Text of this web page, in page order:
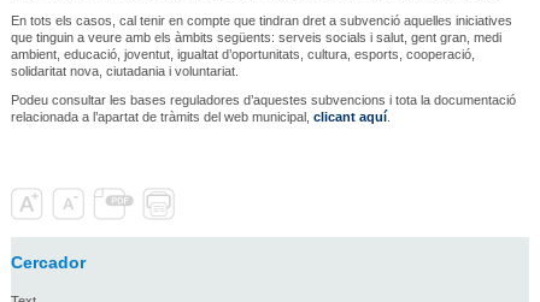
En tots els casos, cal tenir en compte que tindran dret a subvenció aquelles iniciatives
que tinguin a veure amb els àmbits següents: serveis socials i salut, gent gran, medi
ambient, educació, joventut, igualtat d’oportunitats, cultura, esports, cooperació,
solidaritat nova, ciutadania i voluntariat.
Podeu consultar les bases reguladores d’aquestes subvencions i tota la documentació
relacionada a l’apartat de tràmits del web municipal, clicant aquí.
Cercador